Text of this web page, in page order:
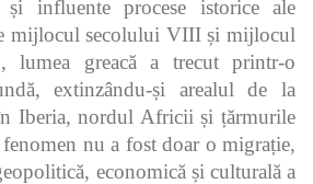
și influente procese istorice ale
mijlocul secolului VIII și mijlocul
lumea greacă a trecut printr-o
extinzându‑și arealul de la
Iberia, nordul Africii și țărmurile
nu a fost doar o migrație,
economică și culturală a